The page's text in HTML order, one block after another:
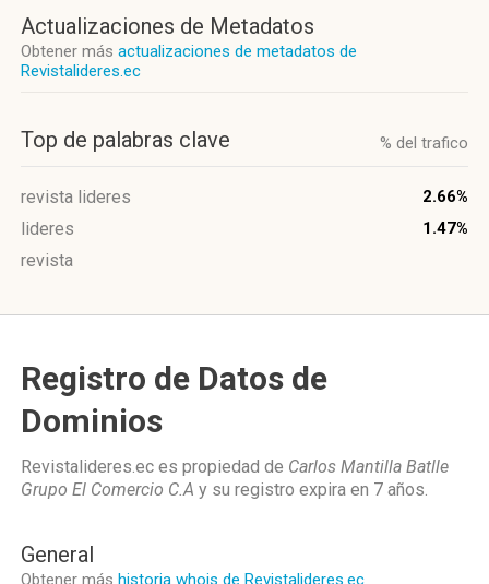
Actualizaciones de Metadatos
Obtener más actualizaciones de metadatos de
Revistalideres.ec
Top de palabras clave % del trafico
revista lideres 2.66%
lideres 1.47%
revista
Registro de Datos de
Dominios
Revistalideres.ec es propiedad de Carlos Mantilla Batlle
Grupo El Comercio C.A y su registro expira en 7 años.
General
Obtener más historia whois de Revistalideres.ec